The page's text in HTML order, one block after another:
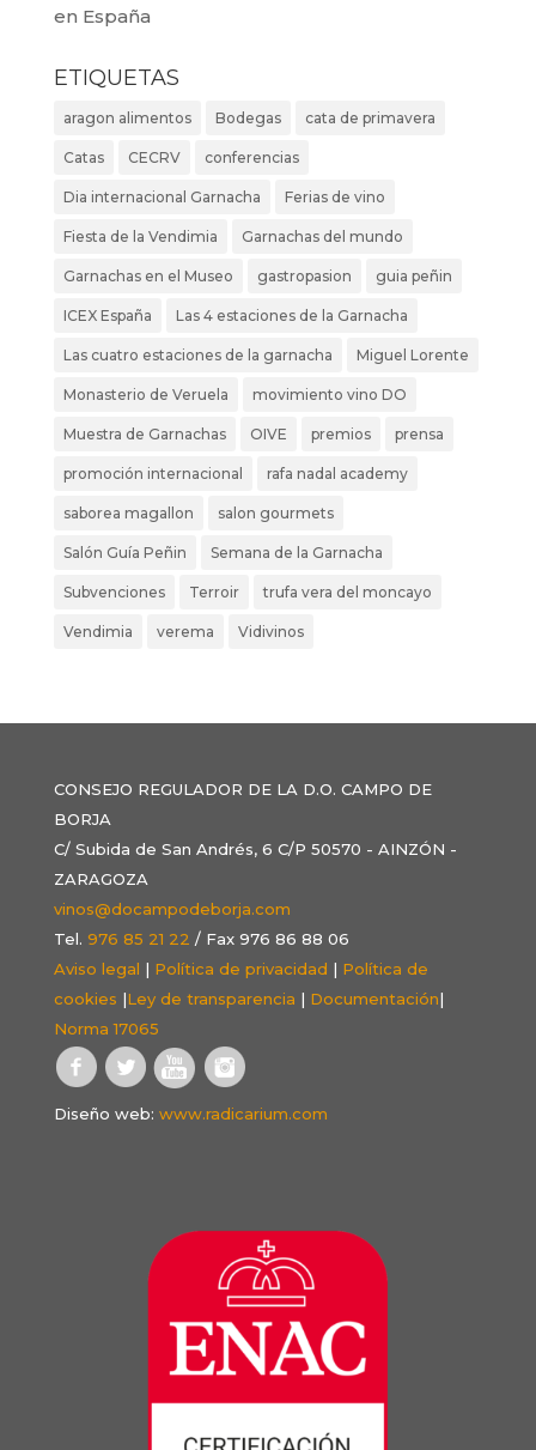
en España
ETIQUETAS
aragon alimentos Bodegas cata de primavera
Catas CECRV conferencias
Dia internacional Garnacha Ferias de vino
Fiesta de la Vendimia Garnachas del mundo
Garnachas en el Museo gastropasion guia peñin
ICEX España Las 4 estaciones de la Garnacha
Las cuatro estaciones de la garnacha Miguel Lorente
Monasterio de Veruela movimiento vino DO
Muestra de Garnachas OIVE premios prensa
promoción internacional rafa nadal academy
saborea magallon salon gourmets
Salón Guía Peñin Semana de la Garnacha
Subvenciones Terroir trufa vera del moncayo
Vendimia verema Vidivinos
CONSEJO REGULADOR DE LA D.O. CAMPO DE
BORJA
C/ Subida de San Andrés, 6 C/P 50570 - AINZÓN -
ZARAGOZA
vinos@docampodeborja.com
Tel. 976 85 21 22 / Fax 976 86 88 06
Aviso legal | Política de privacidad | Política de
cookies |Ley de transparencia | Documentación|
Norma 17065
Diseño web: www.radicarium.com